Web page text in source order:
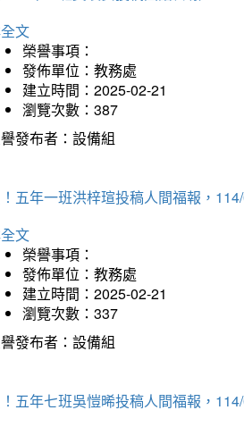
文
榮譽事項：
發佈單位：教務處
建立時間：2025-02-21
瀏覽次數：387
發布者：設備組
五年一班洪梓瑄投稿人間福報，
文
榮譽事項：
發佈單位：教務處
建立時間：2025-02-21
瀏覽次數：337
發布者：設備組
五年七班吳愷晞投稿人間福報，